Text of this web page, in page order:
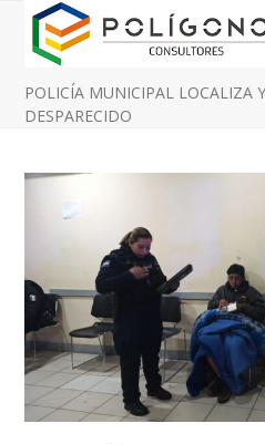
Skip
content
Open
mobile
menu
Close
mobile
menu
POLICÍA MUNICIPAL LOCALIZA
DESPARECIDO